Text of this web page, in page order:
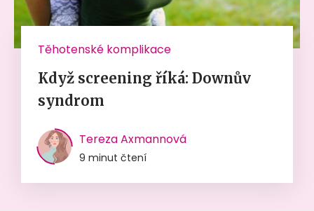
Těhotenské komplikace
Když screening říká: Downův
syndrom
Tereza Axmannová
9 minut čtení